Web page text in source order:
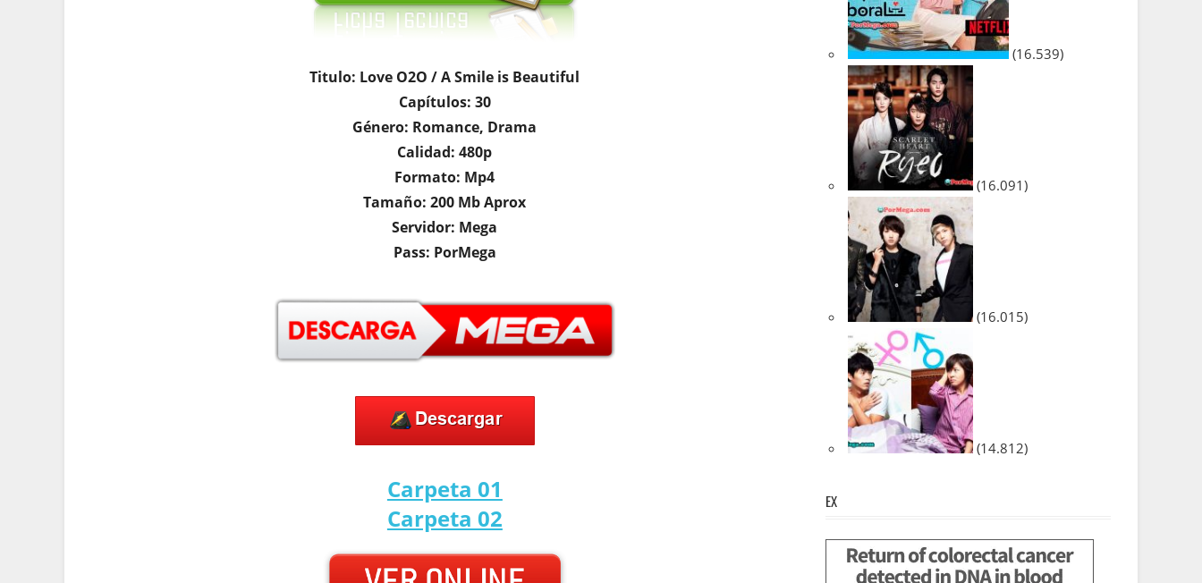
Titulo: Love O2O / A Smile is Beautiful
Capítulos: 30
Género: Romance, Drama
Calidad: 480p
Formato: Mp4
Tamaño: 200 Mb Aprox
Servidor: Mega
Pass: PorMega
Carpeta 01
Carpeta 02
(16.539)
(16.091)
(16.015)
(14.812)
EX